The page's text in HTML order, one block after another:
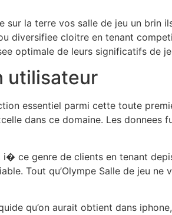
sur la terre vos salle de jeu un brin
diversifiee cloitre en tenant
optimale de leurs significatifs de
utilisateur
essentiel parmi cette toute
dans ce domaine. Les
ce genre de clients en tenant
Tout qu’Olympe Salle de jeu ne
qu’on aurait obtient dans